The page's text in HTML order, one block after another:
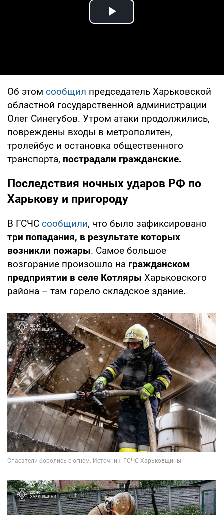
Play Video
Об этом сообщил председатель Харьковской
областной государственной администрации
Олег Синегубов. Утром атаки продолжились,
повреждены входы в метрополитен,
тролейбус и остановка общественного
транспорта, пострадали гражданские.
Последствия ночных ударов РФ по
Харькову и пригороду
В ГСЧС сообщили, что было зафиксировано
три попадания, в результате которых
возникли пожары. Самое большое
возгорание произошло на гражданском
предприятии в селе Котляры Харьковского
района – там горело складское здание.